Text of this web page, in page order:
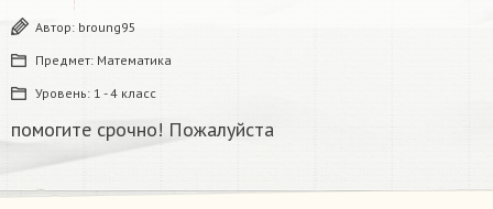
Автор: broung95
Предмет: Математика
Уровень: 1 - 4 класс
помогите срочно! Пожалуйста